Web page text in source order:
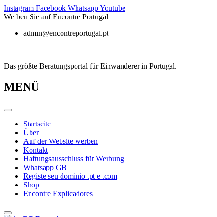
Zum
Inhalt
Instagram Facebook WhatsappYoutube
Werben Sie auf Encontre Portugal
admin@encontreportugal.pt
Das größte Beratungsportal für Einwanderer in Portugal.
MENÜ
Startseite
Über
Auf der Website werben
Kontakt
Haftungsausschluss für Werbung
Whatsapp GB
Registe seu dominio .pt e .com
Shop
Encontre Explicadores